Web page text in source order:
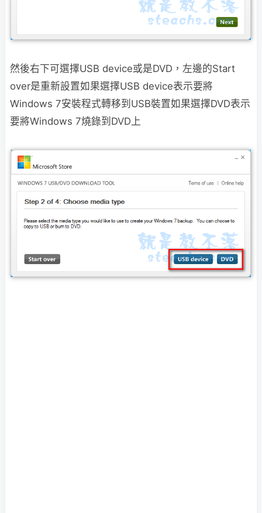
然後右下可選擇USB device或是DVD，左邊的Start
over是重新設置如果選擇USB device表示要將
Windows 7安裝程式轉移到USB裝置如果選擇DVD表示
要將Windows 7燒錄到DVD上